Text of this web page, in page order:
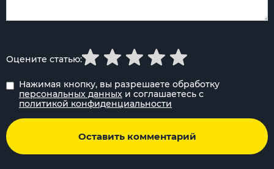
Нажимая кнопку, вы разрешаете обработку
персональных данных и соглашаетесь с
политикой конфиденциальности
Оставить комментарий
Оцените статью: